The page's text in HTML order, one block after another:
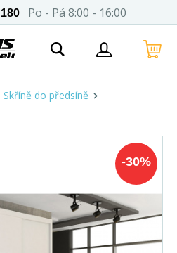
Po - Pá 8:00 - 16:00
Skříně do předsíně
-30%